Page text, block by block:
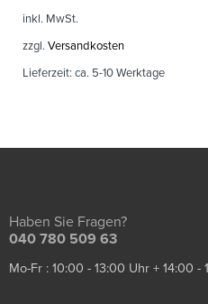
inkl. MwSt.
zzgl. Versandkosten
Lieferzeit: ca. 5-10 Werktage
Haben Sie Fragen?
040 780 509 63
Mo-Fr : 10:00 - 13:00 Uhr + 14:00 -